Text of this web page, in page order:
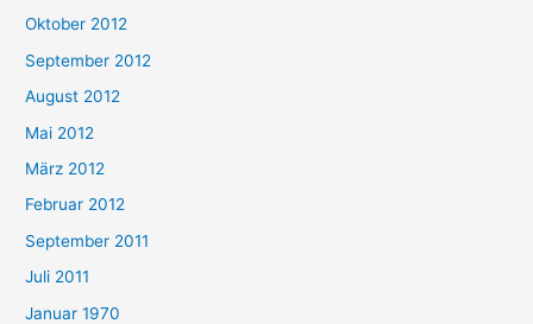
Oktober 2012
September 2012
August 2012
Mai 2012
März 2012
Februar 2012
September 2011
Juli 2011
Januar 1970